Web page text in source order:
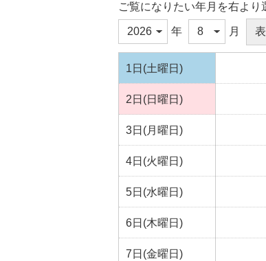
ご覧になりたい年月を右より
年 月
1日(土曜日)
2日(日曜日)
3日(月曜日)
4日(火曜日)
5日(水曜日)
6日(木曜日)
7日(金曜日)